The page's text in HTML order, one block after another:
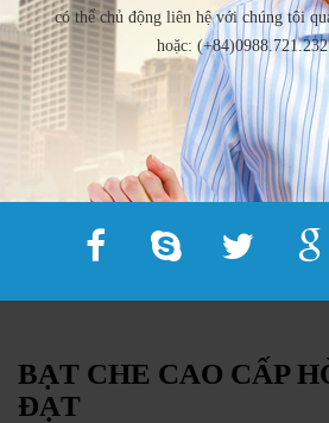
có thể chủ động liên hệ với chúng tôi
hoặc:
BẠT CHE CAO CẤP
ĐẠT